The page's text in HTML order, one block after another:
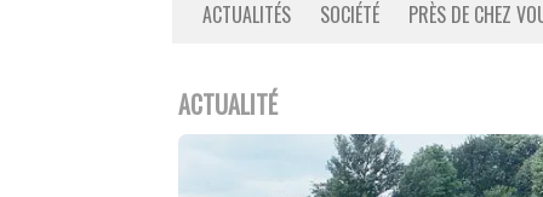
ACTUALITÉS SOCIÉTÉ PRÈS DE CHEZ
ACTUALITÉ